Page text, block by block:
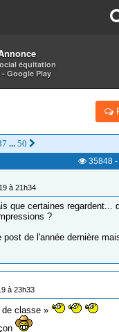
équitation
- Google Play
EST DANS LE PRÉ
... 50
35848 -
à 21h34
que certaines regardent...
?
de l'année dernière
à 23h33
de classe »